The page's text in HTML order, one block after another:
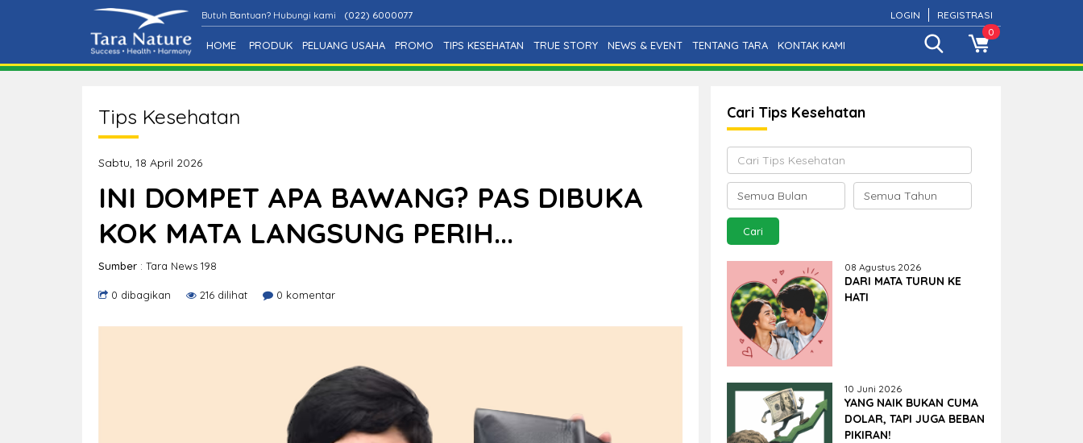
Butuh Bantuan? Hubungi kami (022) 6000077 REGISTRASI
LOGIN
HOME PRODUK PELUANG USAHA PROMO TIPS KESEHATAN TRUE STORY NEWS & EVENT TENTANG TARA KONTAK KAMI
0
Tips Kesehatan
Sabtu, 18 April 2026
INI DOMPET APA BAWANG? PAS DIBUKA
KOK MATA LANGSUNG PERIH...
Sumber : Tara News 198
0 dibagikan 216 dilihat 0 komentar
Cari Tips Kesehatan
08 Agustus 2026
DARI MATA TURUN KE
HATI
10 Juni 2026
YANG NAIK BUKAN CUMA
DOLAR, TAPI JUGA BEBAN
PIKIRAN!